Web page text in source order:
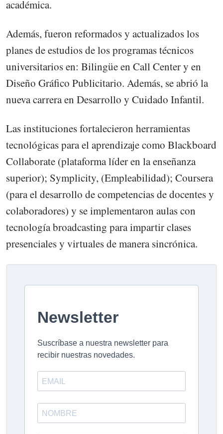
académica.
Además, fueron reformados y actualizados los
planes de estudios de los programas técnicos
universitarios en: Bilingüe en Call Center y en
Diseño Gráfico Publicitario. Además, se abrió la
nueva carrera en Desarrollo y Cuidado Infantil.
Las instituciones fortalecieron herramientas
tecnológicas para el aprendizaje como Blackboard
Collaborate (plataforma líder en la enseñanza
superior); Symplicity, (Empleabilidad); Coursera
(para el desarrollo de competencias de docentes y
colaboradores) y se implementaron aulas con
tecnología broadcasting para impartir clases
presenciales y virtuales de manera sincrónica.